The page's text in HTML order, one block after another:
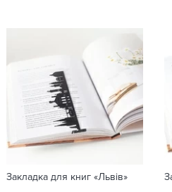
Закладка для книг «Львів»